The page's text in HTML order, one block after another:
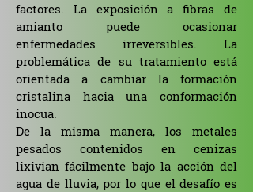
factores. La exposición a fibras de
amianto puede ocasionar
enfermedades irreversibles. La
problemática de su tratamiento está
orientada a cambiar la formación
cristalina hacia una conformación
inocua.
De la misma manera, los metales
pesados contenidos en cenizas
lixivian fácilmente bajo la acción del
agua de lluvia, por lo que el desafío es